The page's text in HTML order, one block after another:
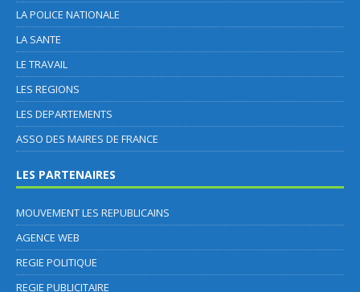
LA POLICE NATIONALE
LA SANTE
LE TRAVAIL
LES REGIONS
LES DEPARTEMENTS
ASSO DES MAIRES DE FRANCE
LES PARTENAIRES
MOUVEMENT LES REPUBLICAINS
AGENCE WEB
REGIE POLITIQUE
REGIE PUBLICITAIRE